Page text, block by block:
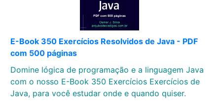
E-Book 350 Exercícios Resolvidos de Java - PDF
com 500 páginas
Domine lógica de programação e a linguagem Java
com o nosso E-Book 350 Exercícios Exercícios de
Java, para você estudar onde e quando quiser.